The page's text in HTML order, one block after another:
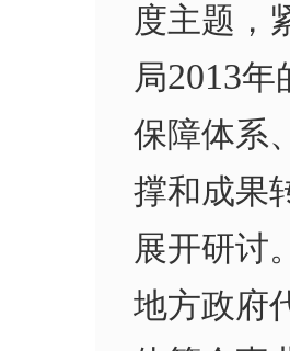
度主题，
局2013年
保障体系
撑和成果
展开研讨
地方政府